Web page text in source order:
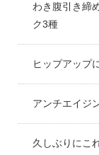
わき腹引き締
ク3種
ヒップアップ
アンチエイジ
久しぶりにこ